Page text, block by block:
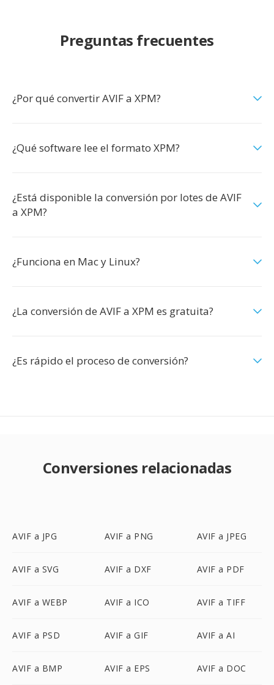
Preguntas frecuentes
¿Por qué convertir AVIF a XPM?
¿Qué software lee el formato XPM?
¿Está disponible la conversión por lotes de AVIF
a XPM?
¿Funciona en Mac y Linux?
¿La conversión de AVIF a XPM es gratuita?
¿Es rápido el proceso de conversión?
Conversiones relacionadas
AVIF a JPG AVIF a PNG AVIF a JPEG
AVIF a SVG AVIF a DXF AVIF a PDF
AVIF a WEBP AVIF a ICO AVIF a TIFF
AVIF a PSD AVIF a GIF AVIF a AI
AVIF a BMP AVIF a EPS AVIF a DOC